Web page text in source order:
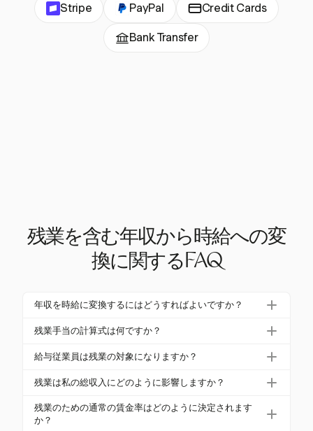
Stripe PayPal Credit Cards
Bank Transfer
残業を含む年収から時給への変
換に関するFAQ
年収を時給に変換するにはどうすればよいですか？
年収を時給に変換するには、年収を52で割って週の
たとえば、52,000ドルの年収は週1,000ドルで、40
残業手当の計算式は何ですか？
残業手当は、通常の時給に1.5を掛けて計算されま
ドルです。これを残業時間に掛けて、合計の残業手
給与従業員は残業の対象になりますか？
給与従業員は、FLSAに基づいて非免除として分類さ
は、給与、職務、および週684ドルの給与基準を下回
るかどうかによって異なります。
残業は私の総収入にどのように影響しますか？
残業は、週40時間を超える労働に対して通常の時給
の1.5倍を支払うことで、総収入を増加させます。こ
残業のための通常の賃金率はどのように決定されます
か？